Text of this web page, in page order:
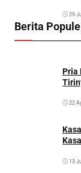
29
Berita
Pria
22
13